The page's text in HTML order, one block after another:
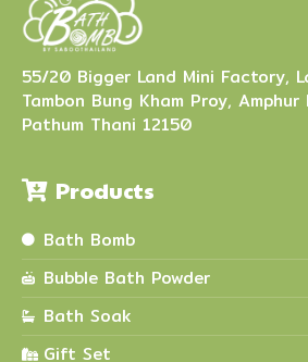
55/20 Bigger Land Mini Factory,
Tambon Bung Kham Proy, Amphur
Pathum Thani 12150
Products
Bath Bomb
Bubble Bath Powder
Bath Soak
Gift Set